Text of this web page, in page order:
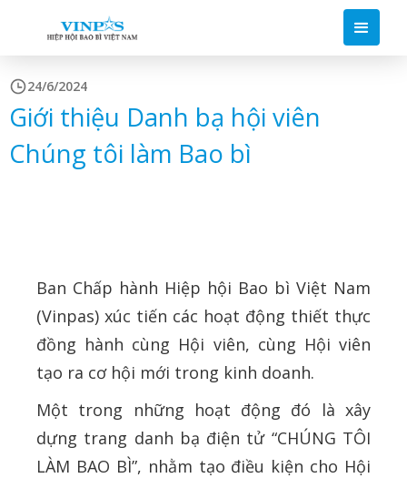
24/6/2024
Giới thiệu Danh bạ hội viên
Chúng tôi làm Bao bì
Ban Chấp hành Hiệp hội Bao bì Việt Nam
(Vinpas) xúc tiến các hoạt động thiết thực
đồng hành cùng Hội viên, cùng Hội viên
tạo ra cơ hội mới trong kinh doanh.
Một trong những hoạt động đó là xây
dựng trang danh bạ điện tử “CHÚNG TÔI
LÀM BAO BÌ”, nhằm tạo điều kiện cho Hội